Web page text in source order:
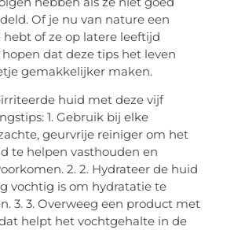
Of je nu van nature een
of ze op latere leeftijd
dat deze tips het leven
gemakkelijker maken.
huid met deze vijf
1. Gebruik bij elke
geurvrije reiniger om het
te helpen vasthouden en
2. 2. Hydrateer de huid
vochtig is om hydratatie te
3. 3. Overweeg een product met
helpt het vochtgehalte in de